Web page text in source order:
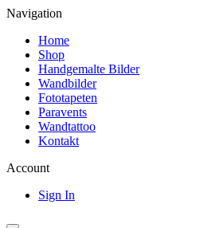
Navigation
Home
Shop
Handgemalte Bilder
Wandbilder
Fototapeten
Paravents
Wandtattoo
Kontakt
Account
Sign In